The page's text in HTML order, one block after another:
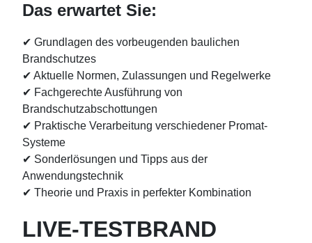
Das erwartet Sie:
✔ Grundlagen des vorbeugenden baulichen
Brandschutzes
✔ Aktuelle Normen, Zulassungen und Regelwerke
✔ Fachgerechte Ausführung von
Brandschutzabschottungen
✔ Praktische Verarbeitung verschiedener Promat-
Systeme
✔ Sonderlösungen und Tipps aus der
Anwendungstechnik
✔ Theorie und Praxis in perfekter Kombination
LIVE-TESTBRAND